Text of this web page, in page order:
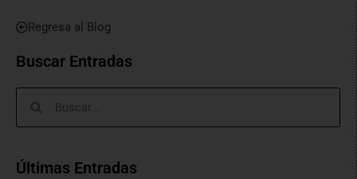
Regresa al Blog
Buscar Entradas
Últimas Entradas